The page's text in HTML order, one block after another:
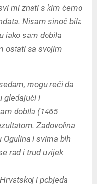
mi znati s kim ćemo
Nisam sinoć bila
iako sam dobila
ostati sa svojim
mogu reći da
gledajući i
dobila (1465
Zadovoljna
i svima bih
rad i trud uvijek
i pobjeda